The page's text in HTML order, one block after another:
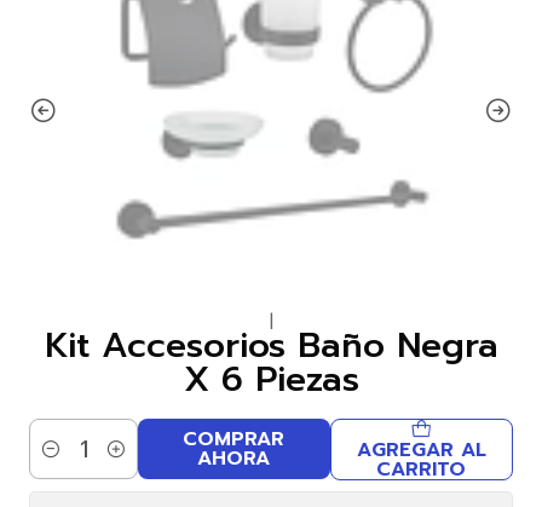
|
Kit Accesorios Baño Negra
X 6 Piezas
Cantidad AGREGAR AL
CARRITO
COMPRAR
AHORA